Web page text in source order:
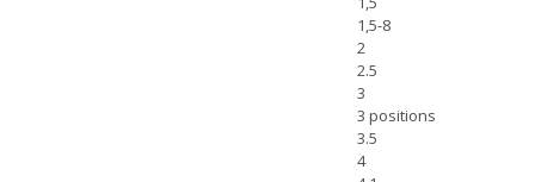
1,5-8
2
2.5
3
3 positions
3.5
4